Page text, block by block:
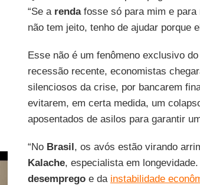
“Se a rendafosse só para mim e para
não tem jeito, tenho de ajudar porque
Esse não é um fenômeno exclusivo do
recessão recente, economistas
silenciosos da crise, por bancarem
evitarem, em certa medida, um
aposentados de asilos para garantir
“No Brasil, os avós estão virando
Kalache, especialista em
desempregoe da instabilidade